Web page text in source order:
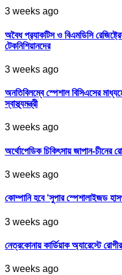
3 weeks ago
অবৈধ প্র‍্যাকটিস ও বিএমডিসি
টেকনিশিয়ানদের
3 weeks ago
অনতিবিলম্বে স্পেশাল বিসিএসের
স্বাস্থ্যমন্ত্রী
3 weeks ago
অর্থোপেডিক চিকিৎসায় জাপান-চীনের
3 weeks ago
কোম্পানি হবে ‘সুপার স্পেশালাইজড
3 weeks ago
নেত্রকোনায় কার্ডিয়াক অ্যারেস্টে
3 weeks ago